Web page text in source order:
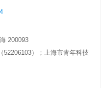
200093
52206103）；上海市青年科技